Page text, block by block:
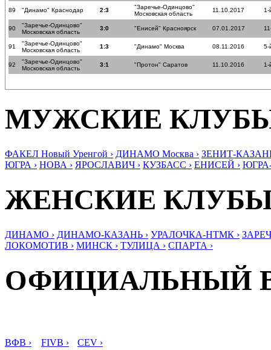
89 "Динамо" Краснодар 2:3
"Заречье-Одинцово"
Московская область
11.10.2017 1-
90
"Заречье-Одинцово"
Московская область
3:0 "Енисей" Красноярск 07.01.2017
91
"Заречье-Одинцово"
Московская область
1:3 "Динамо" Москва 08.11.2016 5-
92
"Заречье-Одинцово"
Московская область
3:1 "Протон" Саратов 11.10.2016 1-
МУЖСКИЕ
ФАКЕЛ Новый Уренгой › ДИНАМО Москва › ЗЕНИТ-
ЮГРА › НОВА › ЯРОСЛАВИЧ › КУЗБАСС › ЕНИСЕЙ ›
ЖЕНСКИЕ
ДИНАМО › ДИНАМО-КАЗАНЬ › УРАЛОЧКА-НТМК ›
ЛОКОМОТИВ › МИНСК › ТУЛИЦА › СПАРТА ›
ОФИЦИАЛЬНЫЙ
ВФВ › FIVB › CEV ›